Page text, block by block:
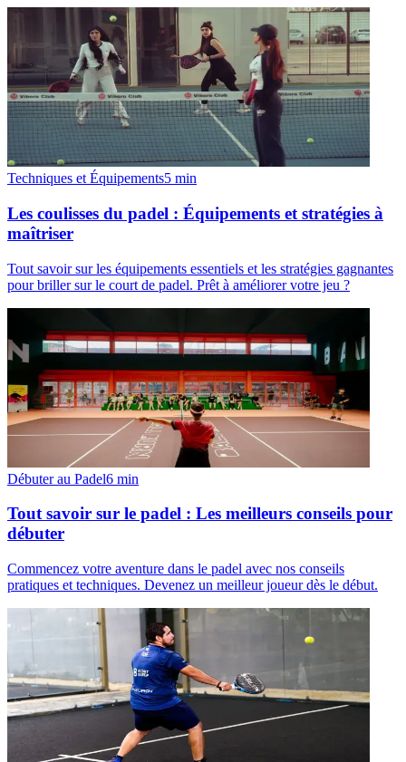
Techniques et Équipements5 min
Les coulisses du padel : Équipements et stratégies à
maîtriser
Tout savoir sur les équipements essentiels et les stratégies gagnantes
pour briller sur le court de padel. Prêt à améliorer votre jeu ?
Débuter au Padel6 min
Tout savoir sur le padel : Les meilleurs conseils pour
débuter
Commencez votre aventure dans le padel avec nos conseils
pratiques et techniques. Devenez un meilleur joueur dès le début.